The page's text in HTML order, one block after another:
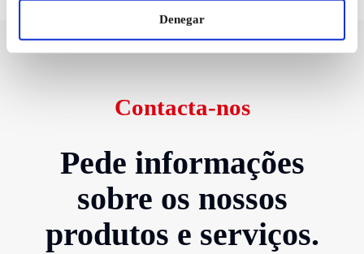
Denegar
Contacta-nos
Pede informações
sobre os nossos
produtos e serviços.